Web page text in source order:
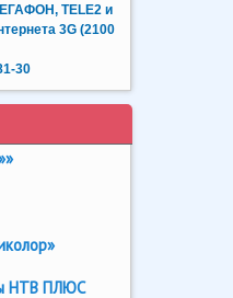
TELE2 и
3G (2100
30
НТВ ПЛЮС